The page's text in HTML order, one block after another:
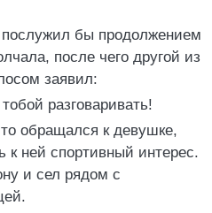
бы продолжением
после чего другой из
заявил:
разговаривать!
обращался к девушке,
к ней спортивный интерес.
и сел рядом с